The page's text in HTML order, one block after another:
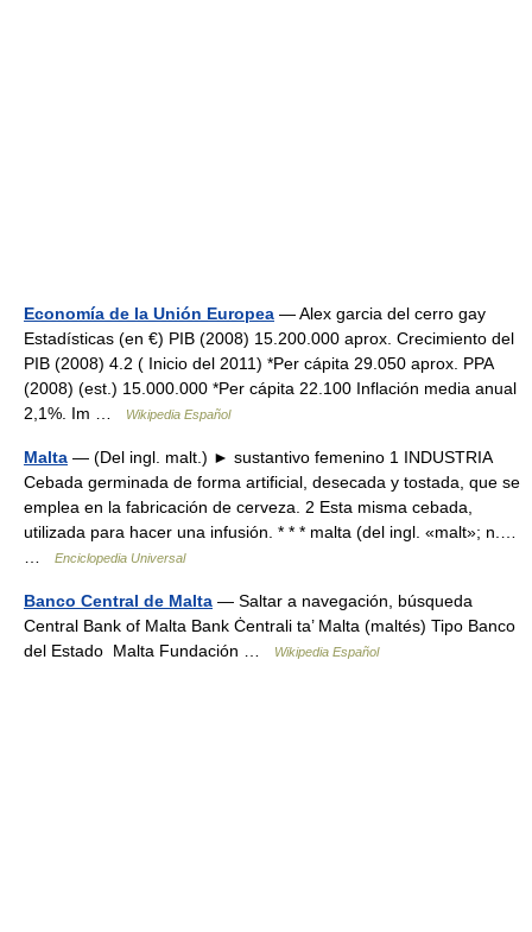
Economía de la Unión Europea — Alex garcia del cerro gay
Estadísticas (en €) PIB (2008) 15.200.000 aprox. Crecimiento del
PIB (2008) 4.2 ( Inicio del 2011) *Per cápita 29.050 aprox. PPA
(2008) (est.) 15.000.000 *Per cápita 22.100 Inflación media anual
2,1%. Im …
Wikipedia Español
Malta — (Del ingl. malt.) ► sustantivo femenino 1 INDUSTRIA
Cebada germinada de forma artificial, desecada y tostada, que se
emplea en la fabricación de cerveza. 2 Esta misma cebada,
utilizada para hacer una infusión. * * * malta (del ingl. «malt»; n.…
Enciclopedia Universal
Banco Central de Malta — Saltar a navegación, búsqueda
Central Bank of Malta Bank Ċentrali ta’ Malta (maltés) Tipo Banco
del Estado Malta Fundación …
Wikipedia Español